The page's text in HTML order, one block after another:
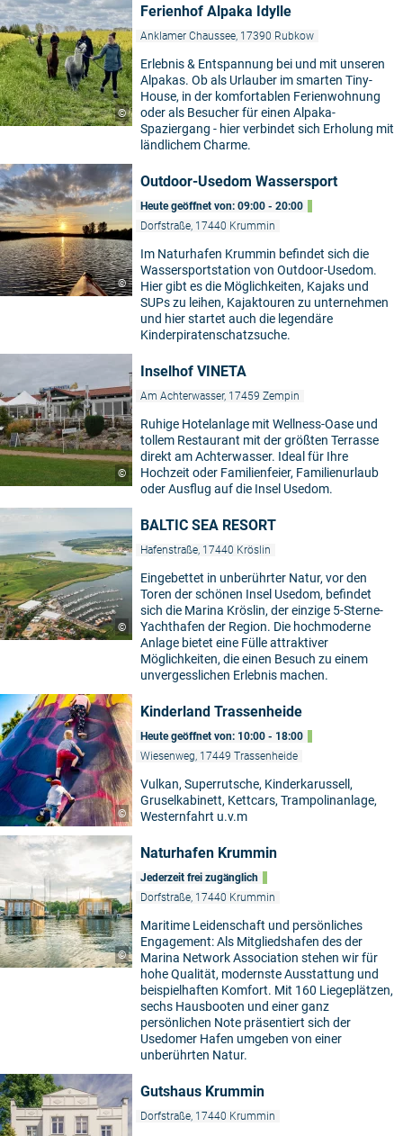
©
Ferienhof Alpaka Idylle
Anklamer Chaussee, 17390 Rubkow
Erlebnis & Entspannung bei und mit unseren
Alpakas. Ob als Urlauber im smarten Tiny-
House, in der komfortablen Ferienwohnung
oder als Besucher für einen Alpaka-
Spaziergang - hier verbindet sich Erholung mit
ländlichem Charme.
©
Outdoor-Usedom Wassersport
Heute geöffnet von: 09:00 - 20:00
Dorfstraße, 17440 Krummin
Im Naturhafen Krummin befindet sich die
Wassersportstation von Outdoor-Usedom.
Hier gibt es die Möglichkeiten, Kajaks und
SUPs zu leihen, Kajaktouren zu unternehmen
und hier startet auch die legendäre
Kinderpiratenschatzsuche.
©
Inselhof VINETA
Am Achterwasser, 17459 Zempin
Ruhige Hotelanlage mit Wellness-Oase und
tollem Restaurant mit der größten Terrasse
direkt am Achterwasser. Ideal für Ihre
Hochzeit oder Familienfeier, Familienurlaub
oder Ausflug auf die Insel Usedom.
©
BALTIC SEA RESORT
Hafenstraße, 17440 Kröslin
Eingebettet in unberührter Natur, vor den
Toren der schönen Insel Usedom, befindet
sich die Marina Kröslin, der einzige 5-Sterne-
Yachthafen der Region. Die hochmoderne
Anlage bietet eine Fülle attraktiver
Möglichkeiten, die einen Besuch zu einem
unvergesslichen Erlebnis machen.
©
Kinderland Trassenheide
Heute geöffnet von: 10:00 - 18:00
Wiesenweg, 17449 Trassenheide
Vulkan, Superrutsche, Kinderkarussell,
Gruselkabinett, Kettcars, Trampolinanlage,
Westernfahrt u.v.m
©
Naturhafen Krummin
Jederzeit frei zugänglich
Dorfstraße, 17440 Krummin
Maritime Leidenschaft und persönliches
Engagement: Als Mitgliedshafen des der
Marina Network Association stehen wir für
hohe Qualität, modernste Ausstattung und
beispielhaften Komfort. Mit 160 Liegeplätzen,
sechs Hausbooten und einer ganz
persönlichen Note präsentiert sich der
Usedomer Hafen umgeben von einer
unberührten Natur.
Gutshaus Krummin
Dorfstraße, 17440 Krummin